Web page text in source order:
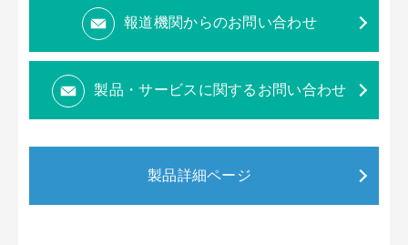
報道機関からのお問い合わせ
製品・サービスに関するお問い合わせ
製品詳細ページ